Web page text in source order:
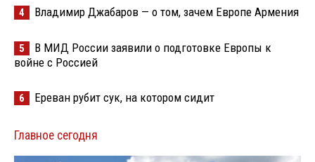
4 Владимир Джабаров — о том, зачем Европе Армения
5
В МИД России заявили о подготовке Европы к
войне с Россией
6 Ереван рубит сук, на котором сидит
Главное сегодня